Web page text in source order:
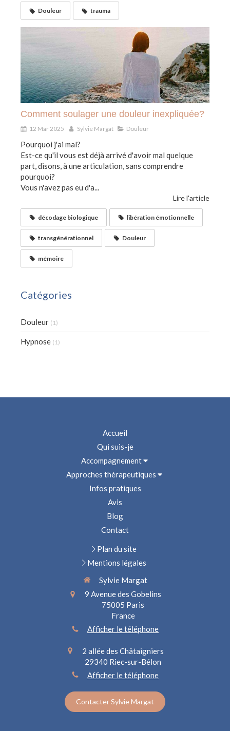
Douleur trauma
Comment soulager une douleur inexpliquée?
12 Mar 2025 Sylvie Margat Douleur
Pourquoi j'ai mal?
Est-ce qu'il vous est déjà arrivé d'avoir mal quelque
part, disons, à une articulation, sans comprendre
pourquoi?
Vous n'avez pas eu d'a...
Lire l'article
décodage biologique libération émotionnelle
transgénérationnel Douleur
mémoire
Catégories
Douleur (1)
Hypnose (1)
Accueil
Qui suis-je
Accompagnement
Approches thérapeutiques
Infos pratiques
Avis
Blog
Contact
Plan du site
Mentions légales
Sylvie Margat
9 Avenue des Gobelins
75005 Paris
France
Afficher le téléphone
2 allée des Châtaigniers
29340 Riec-sur-Bélon
Afficher le téléphone
Contacter Sylvie Margat